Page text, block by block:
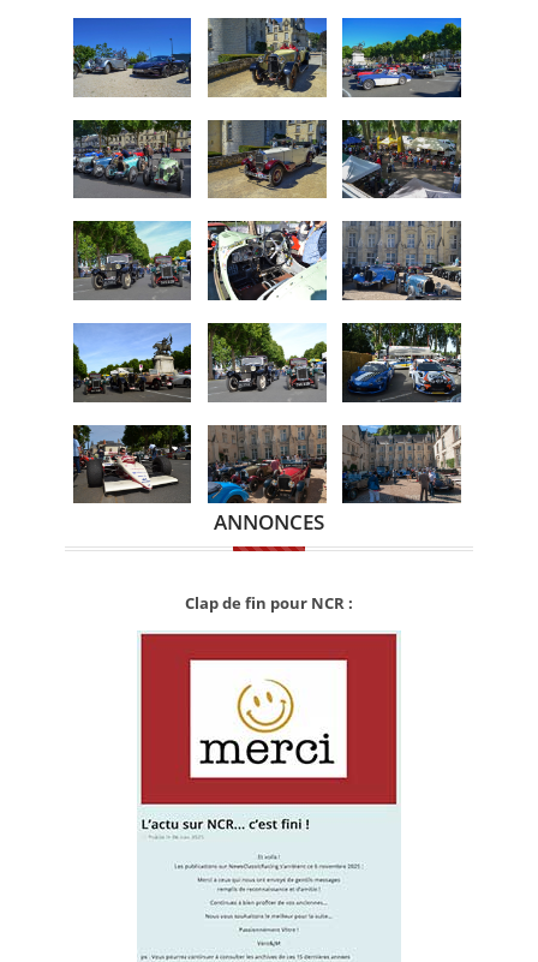
ANNONCES
Clap de fin pour NCR :